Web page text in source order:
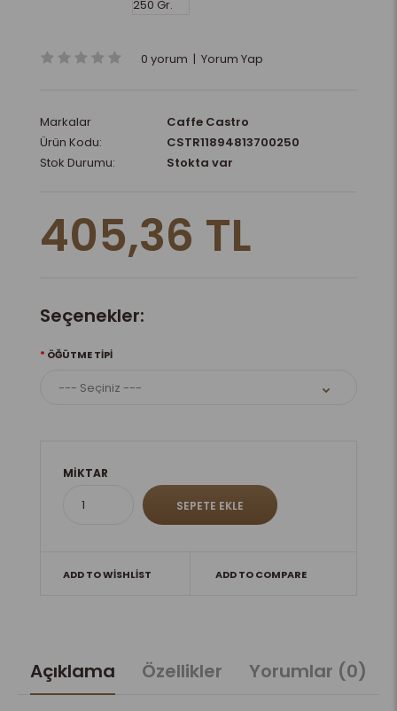
0 yorum | Yorum Yap
Markalar
Caffe Castro
Ürün Kodu:
CSTR11894813700250
Stok Durumu:
Stokta var
405,36 TL
Seçenekler:
ÖĞÜTME TIPI
MIKTAR
ADD TO WISHLIST ADD TO COMPARE
Açıklama Özellikler Yorumlar (0)